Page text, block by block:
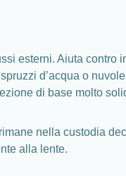
esterni. Aiuta contro
d’acqua o
di base molto
nella custodia
alla lente.